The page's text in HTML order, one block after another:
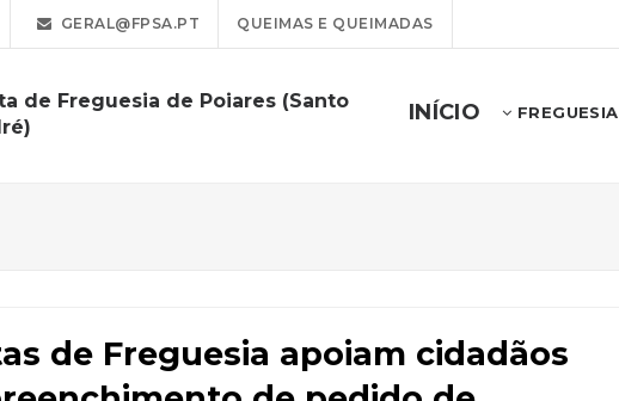
GERAL@FPSA.PT QUEIMAS E QUEIMADAS
de Freguesia de Poiares (Santo
INÍCIO FREGUESIA
de Freguesia apoiam cidadãos